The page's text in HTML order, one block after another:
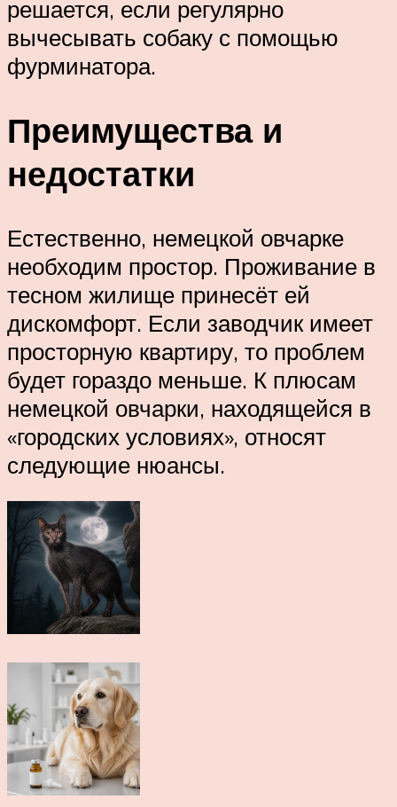
решается, если регулярно
вычесывать собаку с помощью
фурминатора.
Преимущества и
недостатки
Естественно, немецкой овчарке
необходим простор. Проживание в
тесном жилище принесёт ей
дискомфорт. Если заводчик имеет
просторную квартиру, то проблем
будет гораздо меньше. К плюсам
немецкой овчарки, находящейся в
«городских условиях», относят
следующие нюансы.